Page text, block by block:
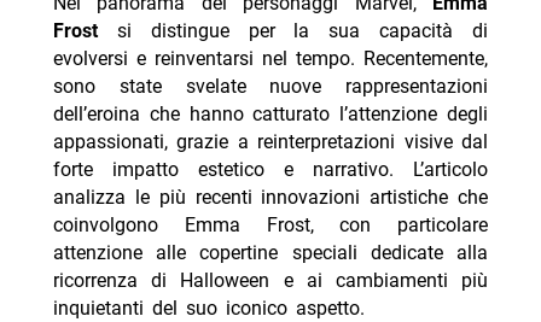
- Paura stasera su Iris 8 agosto trama cast
- Milan-Chelsea amichevole stasera Nove 21:30
differita
- Steven Basalari, sarà il pubblico a decidere se aprirà
un’attività: il nuovo video TikTok
- Ascolti TV 7 agosto 2026 Tim Summer Hits batte
L’Erede
Frostsi distingue per la sua capacità di
evolversi e reinventarsi nel tempo. Recentemente,
sono state svelate nuove rappresentazioni
dell’eroina che hanno catturato l’attenzione degli
appassionati, grazie a reinterpretazioni visive dal
forte impatto estetico e narrativo. L’articolo
analizza le più recenti innovazioni artistiche che
coinvolgono Emma Frost, con particolare
attenzione alle copertine speciali dedicate alla
ricorrenza di Halloween e ai cambiamenti più
inquietanti del suo iconico aspetto.